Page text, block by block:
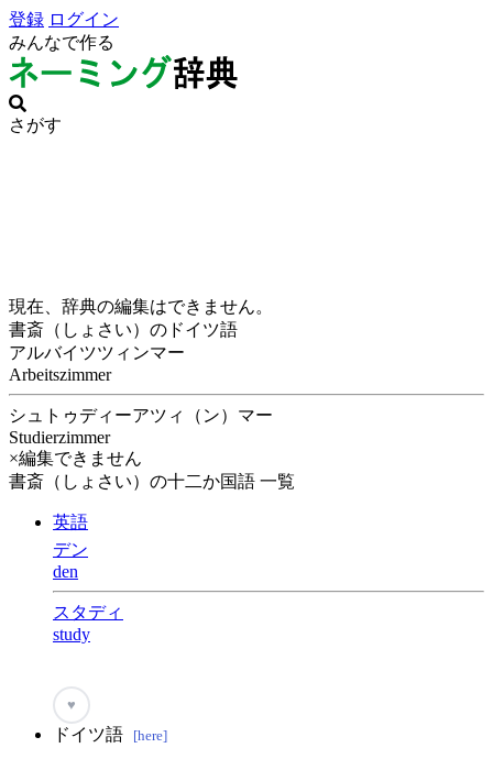
登録 ログイン
みんなで作る
さがす
現在、辞典の編集はできません。
書斎（しょさい）のドイツ語
アルバイツツィンマー
Arbeitszimmer
シュトゥディーアツィ（ン）マー
Studierzimmer
×編集できません
書斎（しょさい）の十二か国語 一覧
英語
デン
den
スタディ
study
♥
ドイツ語 [here]